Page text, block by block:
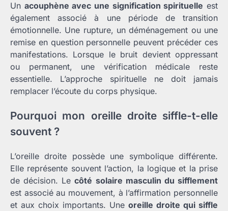
Un acouphène avec une signification spirituelle est
également associé à une période de transition
émotionnelle. Une rupture, un déménagement ou une
remise en question personnelle peuvent précéder ces
manifestations. Lorsque le bruit devient oppressant
ou permanent, une vérification médicale reste
essentielle. L’approche spirituelle ne doit jamais
remplacer l’écoute du corps physique.
Pourquoi mon oreille droite siffle-t-elle
souvent ?
L’oreille droite possède une symbolique différente.
Elle représente souvent l’action, la logique et la prise
de décision. Lecôté solaire masculin du sifflement
est associé au mouvement, à l’affirmation personnelle
et aux choix importants. Une oreille droite qui siffle